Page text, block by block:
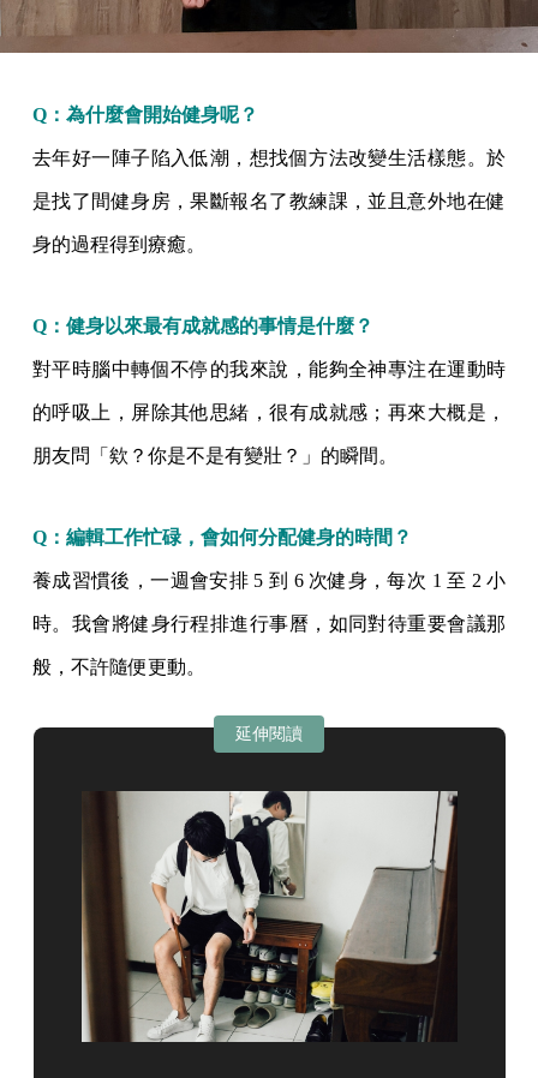
Q：為什麼會開始健身呢？
去年好一陣子陷入低潮，想找個方法改變生活樣態。於
是找了間健身房，果斷報名了教練課，並且意外地在健
身的過程得到療癒。
Q：健身以來最有成就感的事情是什麼？
對平時腦中轉個不停的我來說，能夠全神專注在運動時
的呼吸上，屏除其他思緒，很有成就感；再來大概是，
朋友問「欸？你是不是有變壯？」的瞬間。
Q：編輯工作忙碌，會如何分配健身的時間？
養成習慣後，一週會安排 5 到 6 次健身，每次 1 至 2 小
時。我會將健身行程排進行事曆，如同對待重要會議那
般，不許隨便更動。
延伸閱讀